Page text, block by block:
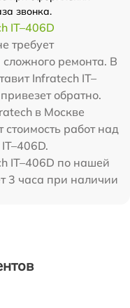
звонка.
IT–406D
требует
ремонта. В
Infratech IT–
обратно.
в Москве
стоимость работ над
IT–406D по нашей
3 часа при наличии